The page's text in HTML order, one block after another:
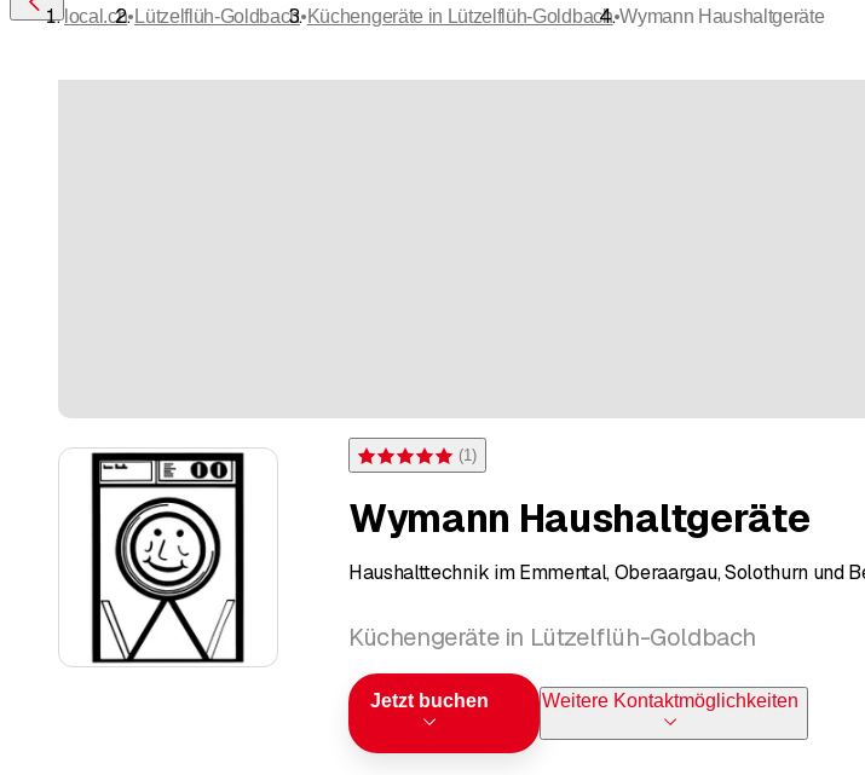
Bewertung 5 von 5 Sternen bei einer Bewertung
(1)
Wymann Haushaltgeräte
Haushalttechnik im Emmental, Oberaargau, Solothurn und
Küchengeräte in Lützelflüh-Goldbach
Jetzt buchen Weitere Kontaktmöglichkeiten
local.ch• Lützelflüh-Goldbach•Küchengeräte in Lützelflüh-Goldbach•Wymann Haushaltgeräte